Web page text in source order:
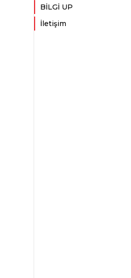
BİLGİ UP
İletişim